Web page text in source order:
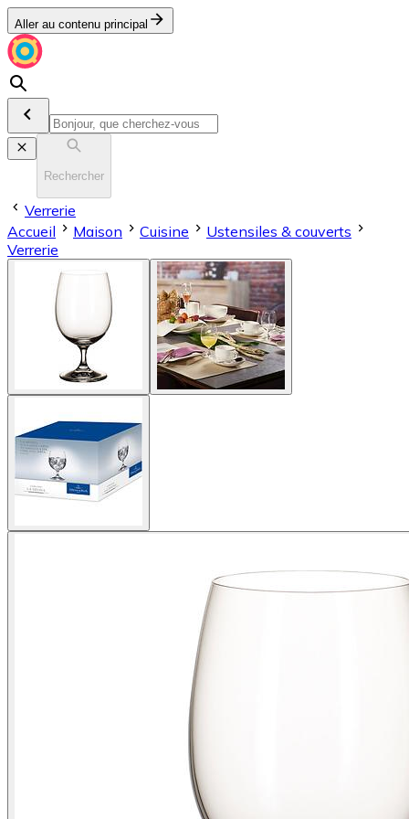
Aller au contenu principal
Rechercher
Verrerie
Accueil
Maison Cuisine
Ustensiles & couverts
Verrerie